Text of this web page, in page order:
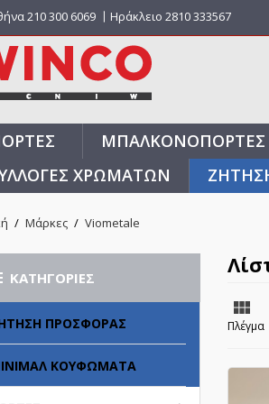
210 300 6069 〡Ηράκλειο 2810 333567
ΜΠΑΛΚΟΝΌΠΟΡΤΕΣ
ΧΡΩΜΆΤΩΝ
Μάρκες Viometale
ΚΑΤΗΓΟΡΊΕΣ
ΠΡΟΣΦΟΡΆΣ
ΚΟΥΦΏΜΑΤΑ

Πλέγμα